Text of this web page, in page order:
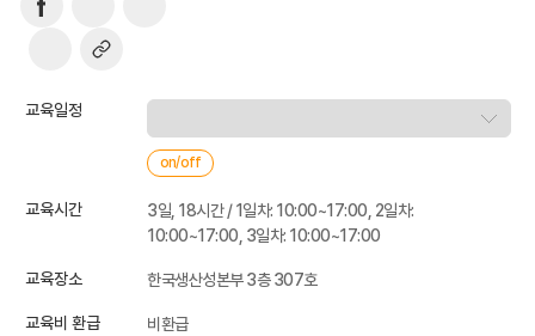
교육일정
on/off
교육시간
3일, 18시간 / 1일차: 10:00~17:00, 2일차:
10:00~17:00, 3일차: 10:00~17:00
교육장소 한국생산성본부 3층 307호
교육비 환급 비환급